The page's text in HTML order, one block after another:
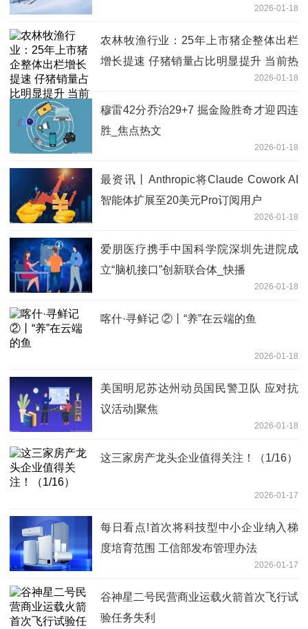
2026-01-18
农林牧渔行业：25年上市猪企整体出栏
增长提速 仔猪销量占比明显提升 当前热
2026-01-18
穆雷42分乔治29+7 掘金险胜奇才迎四连
胜_焦点热文
2026-01-18
最资讯丨Anthropic将Claude Cowork AI
智能体扩展至20美元Pro订阅用户
2026-01-18
爱朋医疗携手中国科学院深圳先进院成
立“脑机接口”创新联合体_快播
2026-01-18
喀什·寻鲜记 ②丨“养”在云端的鱼
2026-01-18
美国明尼苏达州动员国民警卫队 应对抗
议活动|聚焦
2026-01-18
这三家房产龙头企业值得关注！（1/16）
2026-01-17
每日看点!首次将科技型中小企业纳入梯
度培育范围 工信部发布管理办法
2026-01-17
谷神星二号民营商业运载火箭首次飞行试
验任务失利